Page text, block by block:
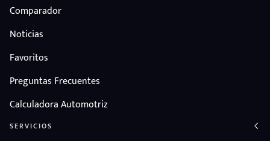
Comparador
Noticias
Favoritos
Preguntas Frecuentes
Calculadora Automotriz
SERVICIOS